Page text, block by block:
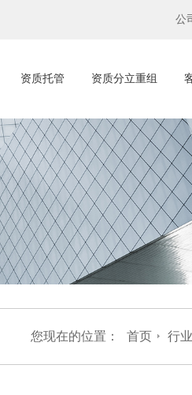
公
资质托管 资质分立重组
您现在的位置： 首页 行